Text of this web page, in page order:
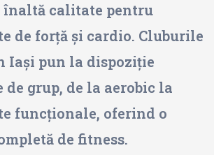
înaltă calitate pentru
de forță și cardio. Cluburile
Iași pun la dispoziție
de grup, de la aerobic la
funcționale, oferind o
de fitness.